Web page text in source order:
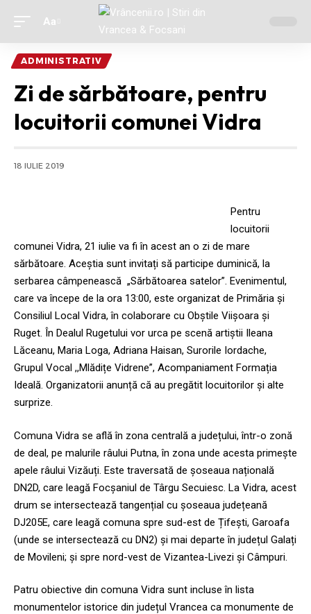
Ajustor
font
Aa
ADMINISTRATIV
Zi de sărbătoare, pentru
locuitorii comunei Vidra
18 IULIE 2019
Pentru
locuitorii
comunei Vidra, 21 iulie va fi în acest an o zi de mare
sărbătoare. Aceștia sunt invitați să participe duminică, la
serbarea câmpenească „Sărbătoarea satelor”. Evenimentul,
care va începe de la ora 13:00, este organizat de Primăria și
Consiliul Local Vidra, în colaborare cu Obștile Viișoara și
Ruget. În Dealul Rugetului vor urca pe scenă artiștii Ileana
Lăceanu, Maria Loga, Adriana Haisan, Surorile Iordache,
Grupul Vocal ,,Mlădițe Vidrene”, Acompaniament Formația
Ideală. Organizatorii anunță că au pregătit locuitorilor și alte
surprize.
Comuna Vidra se află în zona centrală a județului, într-o zonă
de deal, pe malurile râului Putna, în zona unde acesta primește
apele râului Vizăuți. Este traversată de șoseaua națională
DN2D, care leagă Focșaniul de Târgu Secuiesc. La Vidra, acest
drum se intersectează tangențial cu șoseaua județeană
DJ205E, care leagă comuna spre sud-est de Țifești, Garoafa
(unde se intersectează cu DN2) și mai departe în județul Galați
de Movileni; și spre nord-vest de Vizantea-Livezi și Câmpuri.
Patru obiective din comuna Vidra sunt incluse în lista
monumentelor istorice din județul Vrancea ca monumente de